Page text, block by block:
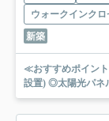
ウォークインクロ
新築
≪おすすめポイン
設置) ◎太陽光パネ